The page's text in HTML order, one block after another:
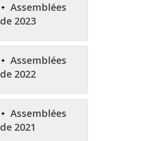
Assemblées
de 2023
Assemblées
de 2022
Assemblées
de 2021